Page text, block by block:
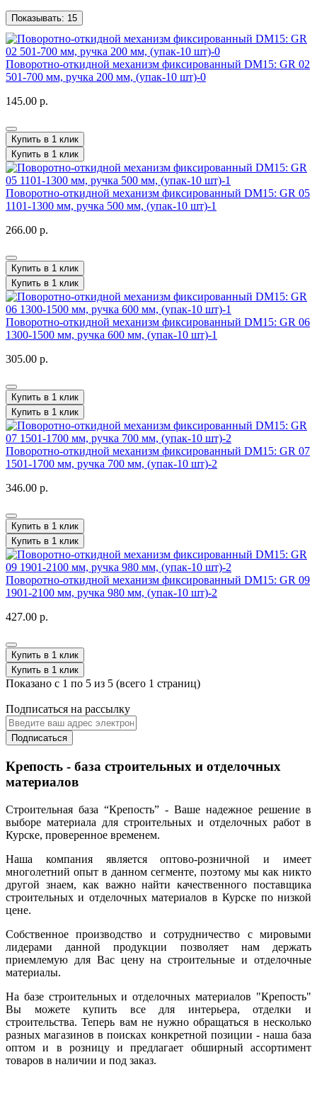
Показывать: 15
Поворотно-откидной механизм фиксированный DM15: GR 02
501-700 мм, ручка 200 мм, (упак-10 шт)-0
145.00 р.
Купить в 1 клик
Купить в 1 клик
Поворотно-откидной механизм фиксированный DM15: GR 05
1101-1300 мм, ручка 500 мм, (упак-10 шт)-1
266.00 р.
Купить в 1 клик
Купить в 1 клик
Поворотно-откидной механизм фиксированный DM15: GR 06
1300-1500 мм, ручка 600 мм, (упак-10 шт)-1
305.00 р.
Купить в 1 клик
Купить в 1 клик
Поворотно-откидной механизм фиксированный DM15: GR 07
1501-1700 мм, ручка 700 мм, (упак-10 шт)-2
346.00 р.
Купить в 1 клик
Купить в 1 клик
Поворотно-откидной механизм фиксированный DM15: GR 09
1901-2100 мм, ручка 980 мм, (упак-10 шт)-2
427.00 р.
Купить в 1 клик
Купить в 1 клик
Показано с 1 по 5 из 5 (всего 1 страниц)
Подписаться на рассылку
Подписаться
Крепость - база строительных и отделочных
материалов
Строительная база “Крепость” - Ваше надежное решение в
выборе материала для строительных и отделочных работ в
Курске, проверенное временем.
Наша компания является оптово-розничной и имеет
многолетний опыт в данном сегменте, поэтому мы как никто
другой знаем, как важно найти качественного поставщика
строительных и отделочных материалов в Курске по низкой
цене.
Собственное производство и сотрудничество с мировыми
лидерами данной продукции позволяет нам держать
приемлемую для Вас цену на строительные и отделочные
материалы.
На базе строительных и отделочных материалов "Крепость"
Вы можете купить все для интерьера, отделки и
строительства. Теперь вам не нужно обращаться в несколько
разных магазинов в поисках конкретной позиции - наша база
оптом и в розницу и предлагает обширный ассортимент
товаров в наличии и под заказ.